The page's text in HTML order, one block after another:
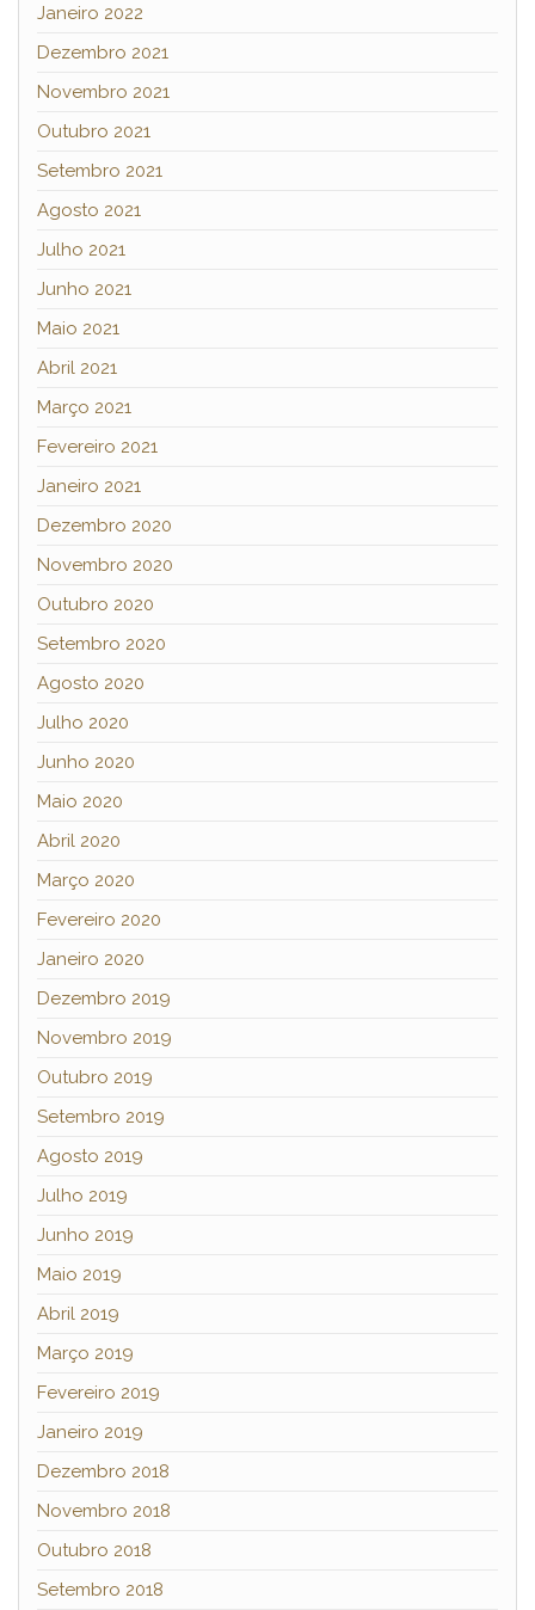
Janeiro 2022
Dezembro 2021
Novembro 2021
Outubro 2021
Setembro 2021
Agosto 2021
Julho 2021
Junho 2021
Maio 2021
Abril 2021
Março 2021
Fevereiro 2021
Janeiro 2021
Dezembro 2020
Novembro 2020
Outubro 2020
Setembro 2020
Agosto 2020
Julho 2020
Junho 2020
Maio 2020
Abril 2020
Março 2020
Fevereiro 2020
Janeiro 2020
Dezembro 2019
Novembro 2019
Outubro 2019
Setembro 2019
Agosto 2019
Julho 2019
Junho 2019
Maio 2019
Abril 2019
Março 2019
Fevereiro 2019
Janeiro 2019
Dezembro 2018
Novembro 2018
Outubro 2018
Setembro 2018